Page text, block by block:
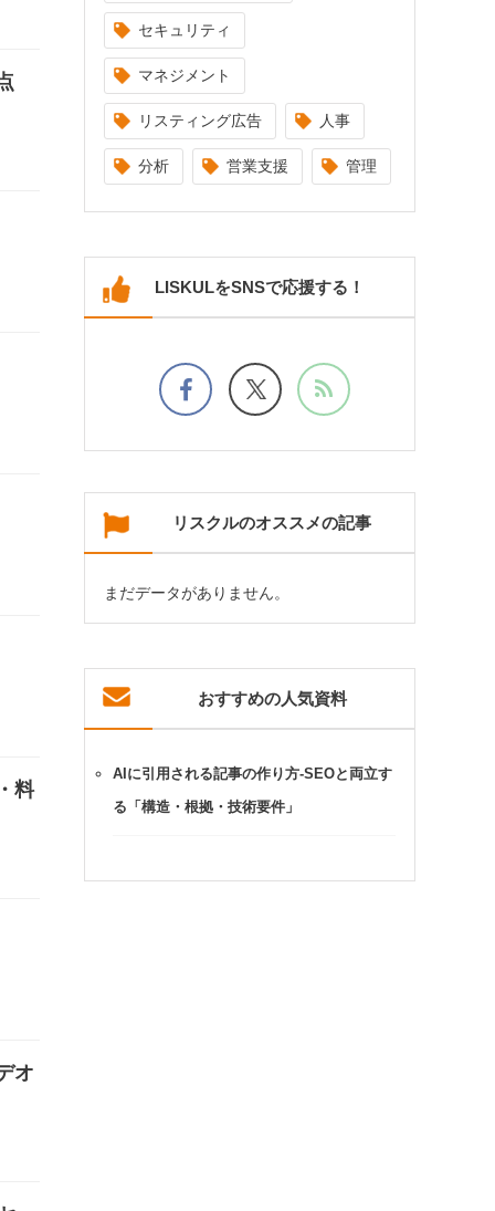
料
オ
セキュリティ
マネジメント
リスティング広告 人事
分析 営業支援 管理
LISKULをSNSで応援する！
リスクルのオススメの記事
まだデータがありません。
おすすめの人気資料
AIに引用される記事の作り方-SEOと両立す
る「構造・根拠・技術要件」